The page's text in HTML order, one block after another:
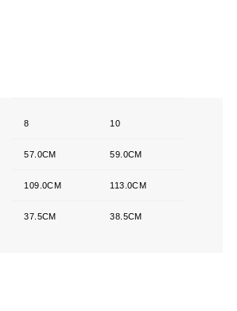
8 10
57.0CM 59.0CM
109.0CM 113.0CM
37.5CM 38.5CM